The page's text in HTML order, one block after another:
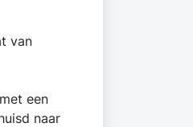
van
een
naar